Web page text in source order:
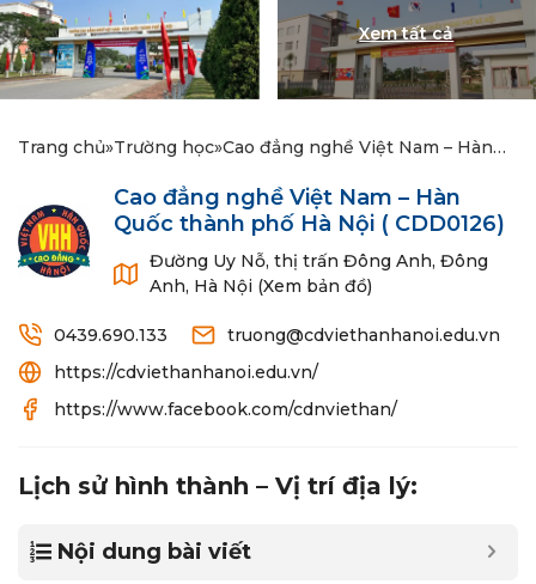
Trang chủ»Trường học»Cao đẳng nghề Việt Nam – Hàn
Cao đẳng nghề Việt Nam – Hàn
Quốc thành phố Hà Nội ( CDD0126)
Đường Uy Nỗ, thị trấn Đông Anh, Đông
Anh, Hà Nội (Xem bản đồ)
0439.690.133
truong@cdviethanhanoi.edu.vn
https://cdviethanhanoi.edu.vn/
https://www.facebook.com/cdnviethan/
Lịch sử hình thành – Vị trí địa lý:
Nội dung bài viết